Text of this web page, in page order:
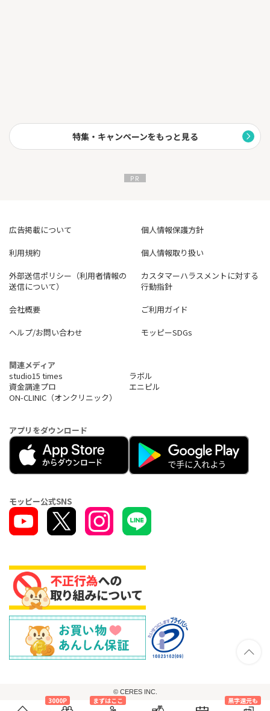
3000P
まずはここ
黒字還元も
特集・キャンペーンをもっと見る
広告掲載について
個人情報保護方針
利用規約
個人情報取り扱い
外部送信ポリシー（利用者情報の
送信について）
カスタマーハラスメントに対する
行動指針
会社概要
ご利用ガイド
ヘルプ/お問い合わせ
モッピーSDGs
関連メディア
studio15 times
ラボル
資金調達プロ
エニピル
ON-CLINIC（オンクリニック）
アプリをダウンロード
モッピー公式SNS
© CERES INC.